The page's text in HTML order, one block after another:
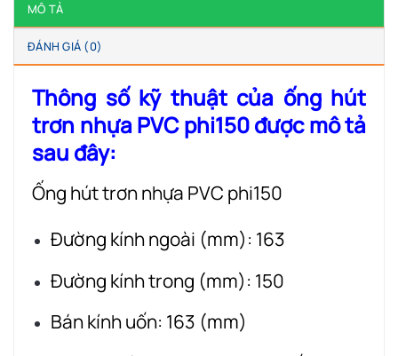
MÔ TẢ
ĐÁNH GIÁ (0)
Thông số kỹ thuật của ống hút
trơn nhựa PVC phi150 được mô tả
sau đây:
Ống hút trơn nhựa PVC phi150
Đường kính ngoài (mm): 163
Đường kính trong (mm): 150
Bán kính uốn: 163 (mm)